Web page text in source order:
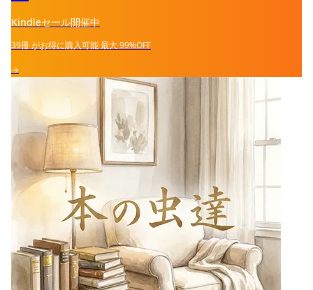
Kindleセール開催中
39冊がお得に購入可能最大99%OFF
→